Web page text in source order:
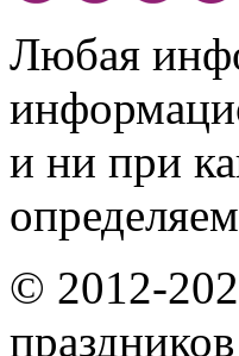
Любая
и ни при
© 2012-